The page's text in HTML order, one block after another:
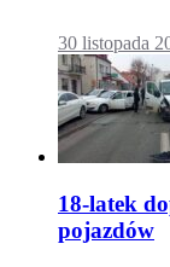
30 listopada
18-latek
pojazdów